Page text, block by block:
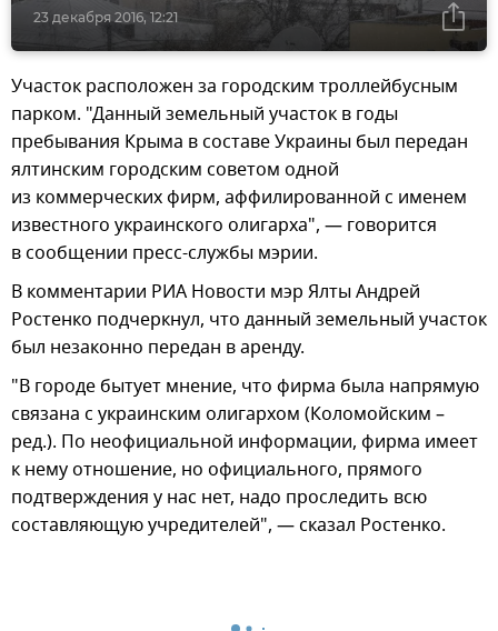
23 декабря 2016, 12:21
Участок расположен за городским троллейбусным
парком. "Данный земельный участок в годы
пребывания Крыма в составе Украины был передан
ялтинским городским советом одной
из коммерческих фирм, аффилированной с именем
известного украинского олигарха", — говорится
в сообщении пресс-службы мэрии.
В комментарии РИА Новости мэр Ялты Андрей
Ростенко подчеркнул, что данный земельный участок
был незаконно передан в аренду.
"В городе бытует мнение, что фирма была напрямую
связана с украинским олигархом (Коломойским –
ред.). По неофициальной информации, фирма имеет
к нему отношение, но официального, прямого
подтверждения у нас нет, надо проследить всю
составляющую учредителей", — сказал Ростенко.